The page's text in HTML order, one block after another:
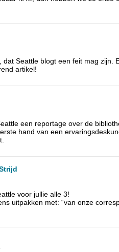
dat Seattle blogt een feit mag zijn.
artikel!
een reportage over de
hand van een
voor jullie alle 3!
uitpakken met: “van onze